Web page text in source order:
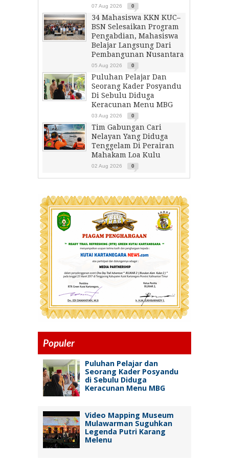
07 Aug 2026 0
34 Mahasiswa KKN KUC–
BSN Selesaikan Program
Pengabdian, Mahasiswa
Belajar Langsung Dari
Pembangunan Nusantara
05 Aug 2026 0
Puluhan Pelajar Dan
Seorang Kader Posyandu
Di Sebulu Diduga
Keracunan Menu MBG
03 Aug 2026 0
Tim Gabungan Cari
Nelayan Yang Diduga
Tenggelam Di Perairan
Mahakam Loa Kulu
02 Aug 2026 0
Populer
Puluhan Pelajar dan
Seorang Kader Posyandu
di Sebulu Diduga
Keracunan Menu MBG
Video Mapping Museum
Mulawarman Suguhkan
Legenda Putri Karang
Melenu